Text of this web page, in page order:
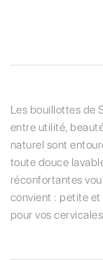
Les bouillottes de
entre utilité,
naturel sont
toute douce
réconfortantes
convient : petite
pour vos